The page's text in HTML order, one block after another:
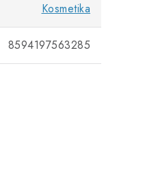
Kosmetika
8594197563285